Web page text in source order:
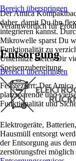
Der Amica
daher, damit Du ihn
integrieren kannst.
Mikrowelle sparst Du
Funktionalität zu
Unterhitze bieten Dir
Speisenzubereitung.
Festgezurrt: Der
platzsparende und
Funktionalität und
Bereich überspringen
Verantwortlich für
Entsorgung
Bereich überspringen
Elektrogeräte,
Hausmüll entsorgt
der Entsorgung aus
zerstörungsfrei